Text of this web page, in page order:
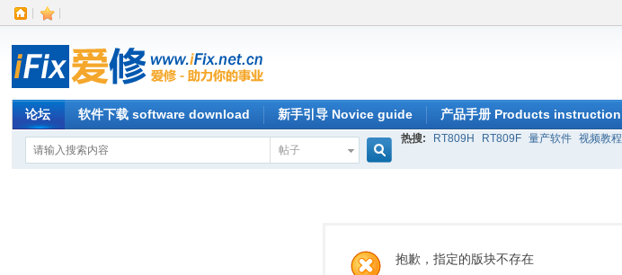
论坛 软件下载 software download 新手引导 Novice guide 产品手册 Products instruction
帖子
索
热搜: RT809H RT809F 量产软件 视频教程
抱歉，指定的版块不存在